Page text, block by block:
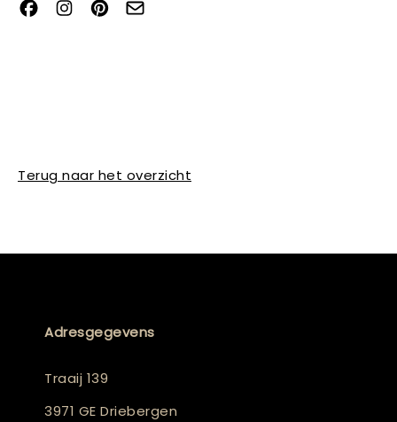
Terug naar het overzicht
Adresgegevens
Traaij 139
3971 GE Driebergen